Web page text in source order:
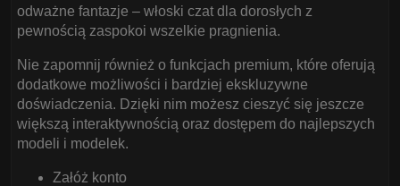
odważne fantazje – włoski czat dla dorosłych z
pewnością zaspokoi wszelkie pragnienia.
Nie zapomnij również o funkcjach premium, które oferują
dodatkowe możliwości i bardziej ekskluzywne
doświadczenia. Dzięki nim możesz cieszyć się jeszcze
większą interaktywnością oraz dostępem do najlepszych
modeli i modelek.
Załóż konto